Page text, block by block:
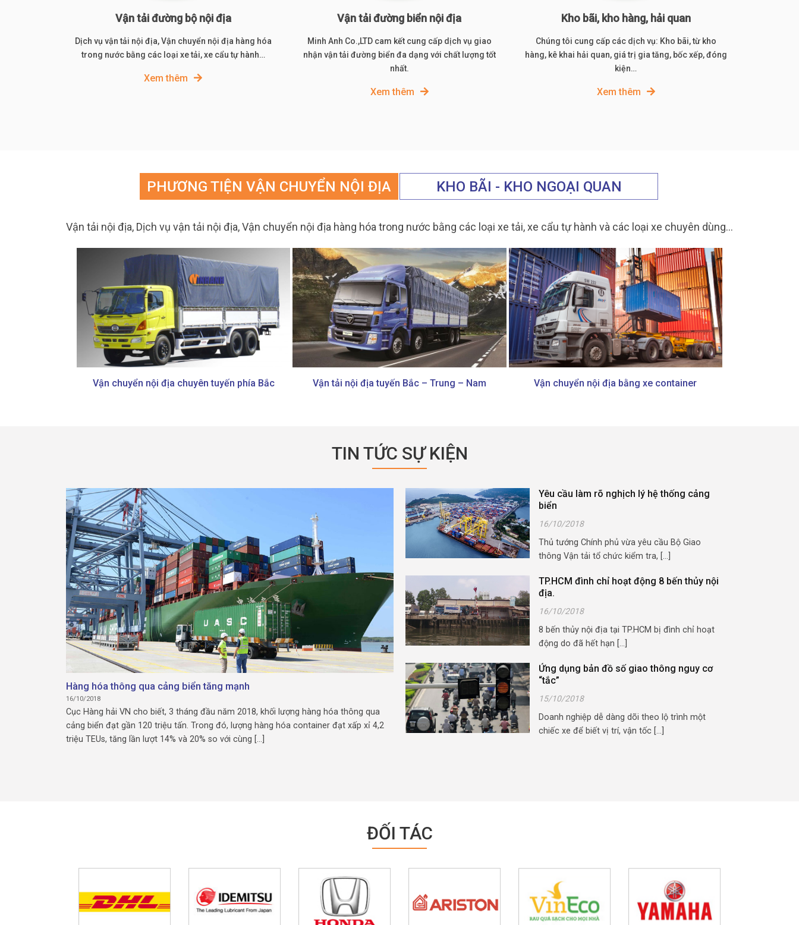
Vận tải đường bộ nội địa
Dịch vụ vận tải nội địa, Vận chuyển nội địa hàng hóa
trong nước bằng các loại xe tải, xe cẩu tự hành…
Xem thêm
Vận tải đường biển nội địa
Minh Anh Co.,LTD cam kết cung cấp dịch vụ giao
nhận vận tải đường biển đa dạng với chất lượng tốt
nhất.
Xem thêm
Kho bãi, kho hàng, hải quan
Chúng tôi cung cấp các dịch vụ: Kho bãi, từ kho
hàng, kê khai hải quan, giá trị gia tăng, bốc xếp, đóng
kiện…
Xem thêm
PHƯƠNG TIỆN VẬN CHUYỂN NỘI ĐỊA KHO BÃI - KHO NGOẠI QUAN
Vận tải nội địa, Dịch vụ vận tải nội địa, Vận chuyển nội địa hàng hóa trong nước bằng các loại xe tải, xe cẩu tự hành và các loại xe chuyên dùng…
Vận chuyển nội địa chuyên tuyến phía Bắc Vận tải nội địa tuyến Bắc – Trung – Nam Vận chuyển nội địa bằng xe container
TIN TỨC SỰ KIỆN
Hàng hóa thông qua cảng biển tăng mạnh
16/10/2018
Cục Hàng hải VN cho biết, 3 tháng đầu năm 2018, khối lượng hàng hóa thông qua
cảng biển đạt gần 120 triệu tấn. Trong đó, lượng hàng hóa container đạt xấp xỉ 4,2
triệu TEUs, tăng lần lượt 14% và 20% so với cùng [...]
Yêu cầu làm rõ nghịch lý hệ thống cảng
biển
16/10/2018
Thủ tướng Chính phủ vừa yêu cầu Bộ Giao
thông Vận tải tổ chức kiểm tra, [...]
TP.HCM đình chỉ hoạt động 8 bến thủy nội
địa.
16/10/2018
8 bến thủy nội địa tại TP.HCM bị đình chỉ hoạt
động do đã hết hạn [...]
Ứng dụng bản đồ số giao thông nguy cơ
“tắc”
15/10/2018
Doanh nghiệp dễ dàng dõi theo lộ trình một
chiếc xe để biết vị trí, vận tốc [...]
ĐỐI TÁC